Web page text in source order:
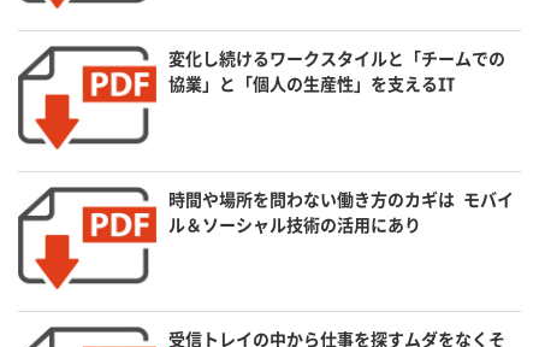
変化し続けるワークスタイルと「チームでの
協業」と「個人の生産性」を支えるIT
時間や場所を問わない働き方のカギは モバイ
ル＆ソーシャル技術の活用にあり
受信トレイの中から仕事を探すムダをなくそ